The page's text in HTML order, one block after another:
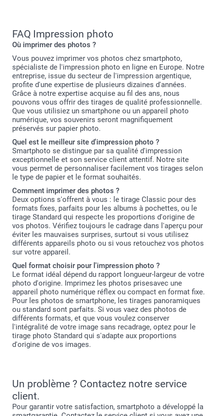
FAQ Impression photo
Où imprimer des photos ?
Vous pouvez imprimer vos photos chez smartphoto,
spécialiste de l'impression photo en ligne en Europe. Notre
entreprise, issue du secteur de l'impression argentique,
profite d'une expertise de plusieurs dizaines d'années.
Grâce à notre expertise acquise au fil des ans, nous
pouvons vous offrir des tirages de qualité professionnelle.
Que vous utilisiez un smartphone ou un appareil photo
numérique, vos souvenirs seront magnifiquement
préservés sur papier photo.
Quel est le meilleur site d'impression photo ?
Smartphoto se distingue par sa qualité d'impression
exceptionnelle et son service client attentif. Notre site
vous permet de personnaliser facilement vos tirages selon
le type de papier et le format souhaités.
Comment imprimer des photos ?
Deux options s'offrent à vous : le tirage Classic pour des
formats fixes, parfaits pour les albums à pochettes, ou le
tirage Standard qui respecte les proportions d'origine de
vos photos. Vérifiez toujours le cadrage dans l'aperçu pour
éviter les mauvaises surprises, surtout si vous utilisez
différents appareils photo ou si vous retouchez vos photos
sur votre appareil.
Quel format choisir pour l'impression photo ?
Le format idéal dépend du rapport longueur-largeur de votre
photo d'origine. Imprimez les photos prisesavec une
appareil photo numérique réflex ou compact en format fixe.
Pour les photos de smartphone, les tirages panoramiques
ou standard sont parfaits. Si vous vaez des photos de
différents formats, et que vous voulez conserver
l'intégralité de votre image sans recadrage, optez pour le
tirage photo Standard qui s'adapte aux proportions
d'origine de vos images.
Un problème ? Contactez notre service
client.
Pour garantir votre satisfaction, smartphoto a développé la